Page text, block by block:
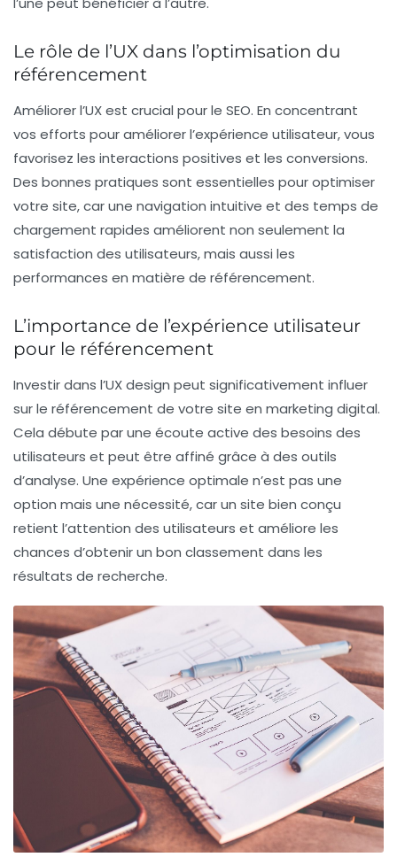
Le rôle de l’UX dans l’optimisation du
référencement
Améliorer l’UXest crucial pour le SEO. En concentrant
vos efforts pour améliorer l’expérience utilisateur, vous
favorisez les interactions positives et les conversions.
Des bonnes pratiques sont essentielles pour optimiser
votre site, car une navigation intuitive et des temps de
chargement rapides améliorent non seulement la
satisfaction des utilisateurs, mais aussi les
performances en matière de référencement.
L’importance de l’expérience utilisateur
pour le référencement
Investir dans l’UX design peut significativement influer
sur le référencement de votre site en marketing digital.
Cela débute par une écoute active des besoins des
utilisateurs et peut être affiné grâce à des outils
d’analyse. Une expérience optimale n’est pas une
option mais une nécessité, car un site bien conçu
retient l’attention des utilisateurs et améliore les
chances d’obtenir un bon classement dans les
résultats de recherche.